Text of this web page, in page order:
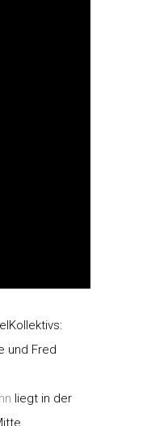
und Fred
liegt in der